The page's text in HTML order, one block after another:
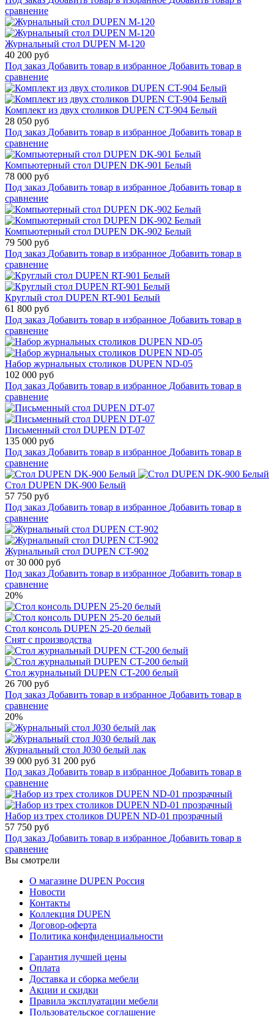
сравнение
Журнальный стол DUPEN M-120
40 200 руб
Под заказ Добавить товар в избранное Добавить товар в
сравнение
Комплект из двух столиков DUPEN CT-904 Белый
28 050 руб
Под заказ Добавить товар в избранное Добавить товар в
сравнение
Компьютерный стол DUPEN DK-901 Белый
78 000 руб
Под заказ Добавить товар в избранное Добавить товар в
сравнение
Компьютерный стол DUPEN DK-902 Белый
79 500 руб
Под заказ Добавить товар в избранное Добавить товар в
сравнение
Круглый стол DUPEN RT-901 Белый
61 800 руб
Под заказ Добавить товар в избранное Добавить товар в
сравнение
Набор журнальных столиков DUPEN ND-05
102 000 руб
Под заказ Добавить товар в избранное Добавить товар в
сравнение
Письменный стол DUPEN DT-07
135 000 руб
Под заказ Добавить товар в избранное Добавить товар в
сравнение
Стол DUPEN DK-900 Белый
57 750 руб
Под заказ Добавить товар в избранное Добавить товар в
сравнение
Журнальный стол DUPEN CT-902
от 30 000 руб
Под заказ Добавить товар в избранное Добавить товар в
сравнение
20%
Стол консоль DUPEN 25-20 белый
Снят с производства
Стол журнальный DUPEN CT-200 белый
26 700 руб
Под заказ Добавить товар в избранное Добавить товар в
сравнение
20%
Журнальный стол J030 белый лак
39 000 руб 31 200 руб
Под заказ Добавить товар в избранное Добавить товар в
сравнение
Набор из трех столиков DUPEN ND-01 прозрачный
57 750 руб
Под заказ Добавить товар в избранное Добавить товар в
сравнение
Вы смотрели
О магазине DUPEN Россия
Новости
Контакты
Коллекция DUPEN
Договор-оферта
Политика конфиденциальности
Гарантия лучшей цены
Оплата
Доставка и сборка мебели
Акции и скидки
Правила эксплуатации мебели
Пользовательское соглашение